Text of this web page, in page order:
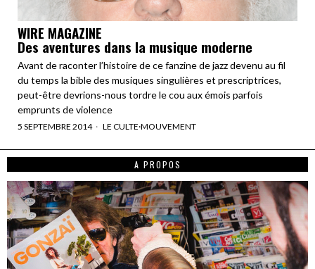
WIRE MAGAZINE
Des aventures dans la musique moderne
Avant de raconter l’histoire de ce fanzine de jazz devenu au fil
du temps la bible des musiques singulières et prescriptrices,
peut-être devrions-nous tordre le cou aux émois parfois
emprunts de violence
5 SEPTEMBRE 2014 LE CULTE·MOUVEMENT
A PROPOS